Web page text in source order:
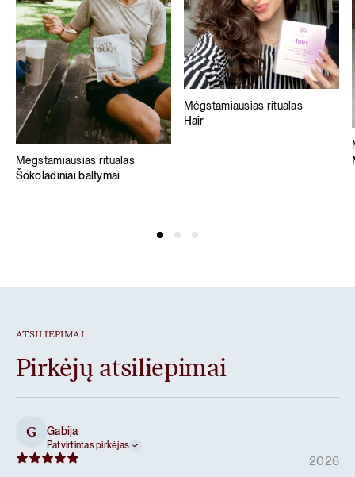
Mėgstamiausias ritualas
Šokoladiniai baltymai
Mėgstamiausias ritualas
Hair
ATSILIEPIMAI
Pirkėjų atsiliepimai
G Gabija
Patvirtintas pirkėjas
2026